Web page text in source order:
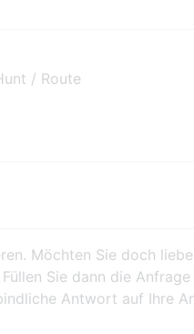
/ Route
Möchten Sie doch
Sie dann die
Antwort auf Ihre